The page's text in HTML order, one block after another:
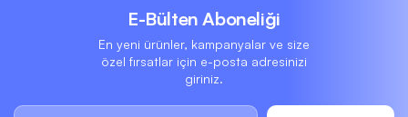
E-Bülten Aboneliği
En yeni ürünler, kampanyalar ve size
özel fırsatlar için e-posta adresinizi
giriniz.